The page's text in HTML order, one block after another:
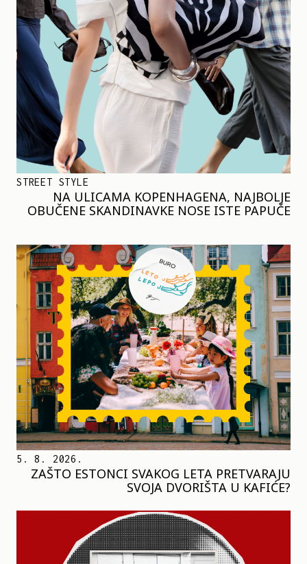
STREET STYLE
NA ULICAMA KOPENHAGENA, NAJBOLJE
OBUČENE SKANDINAVKE NOSE ISTE PAPUČE
5. 8. 2026.
ZAŠTO ESTONCI SVAKOG LETA PRETVARAJU
SVOJA DVORIŠTA U KAFIĆE?